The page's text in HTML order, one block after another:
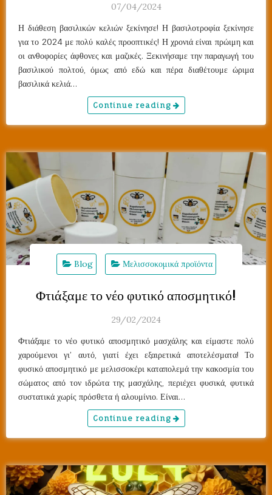
07/04/2024
Η διάθεση βασιλικών κελιών ξεκίνησε! Η βασιλοτροφία ξεκίνησε
για το 2024 με πολύ καλές προοπτικές! Η χρονιά είναι πρώιμη και
οι ανθοφορίες άφθονες και μαζικές. Ξεκινήσαμε την παραγωγή του
βασιλικού πολτού, όμως από εδώ και πέρα διαθέτουμε ώριμα
βασιλικά κελιά…
Continue reading
Blog Μελισσοκομικά προϊόντα
Φτιάξαμε το νέο φυτικό αποσμητικό!
29/02/2024
Φτιάξαμε το νέο φυτικό αποσμητικό μασχάλης και είμαστε πολύ
χαρούμενοι γι’ αυτό, γιατί έχει εξαιρετικά αποτελέσματα! Το
φυσικό αποσμητικό με μελισσοκέρι καταπολεμά την κακοσμία του
σώματος από τον ιδρώτα της μασχάλης, περιέχει φυσικά, φυτικά
συστατικά χωρίς πρόσθετα ή αλουμίνιο. Είναι…
Continue reading